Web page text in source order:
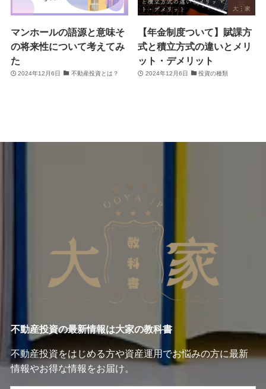
マンホールの語源と意味そ
の将来性について考えてみ
た
2024年12月6日 不動産投資とは？
【年金制度ついて】賦課方
式と積立方式の違いとメリ
ット・デメリット
2024年12月6日 投資の種類
不動産投資の最新情報は大家の教科書
不動産投資をはじめる方や資産運用でお悩みの方に最新
情報やお得な情報をお届け。